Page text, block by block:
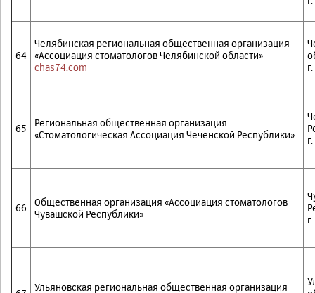
64
Челябинская региональная общественная организация
«Ассоциация стоматологов Челябинской области»
chas74.com
65
Региональная общественная организация
«Стоматологическая Ассоциация Чеченской Республики»
66
Общественная организация «Ассоциация стоматологов
Чувашской Республики»
Ульяновская региональная общественная организация